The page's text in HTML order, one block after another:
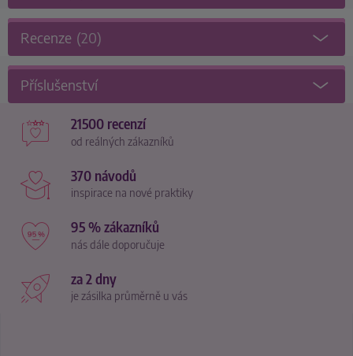
Recenze (20)
Příslušenství
21500 recenzí
od reálných zákazníků
370 návodů
inspirace na nové praktiky
95 % zákazníků
nás dále doporučuje
za 2 dny
je zásilka průměrně u vás